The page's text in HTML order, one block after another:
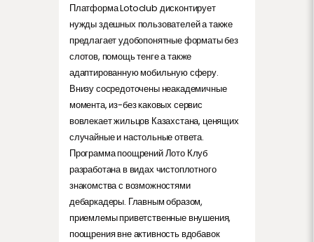
Платформа Lotoclub дисконтирует
нужды здешных пользователей а также
предлагает удобопонятные форматы без
слотов, помощь тенге а также
адаптированную мобильную сферу.
Внизу сосредоточены неакадемичные
момента, из-без каковых сервис
вовлекает жильцов Казахстана, ценящих
случайные и настольные ответа.
Программа поощрений Лото Клуб
разработана в видах чистоплотного
знакомства с возможностями
дебаркадеры. Главным образом,
приемлемы приветственные внушения,
поощрения вне активность вдобавок